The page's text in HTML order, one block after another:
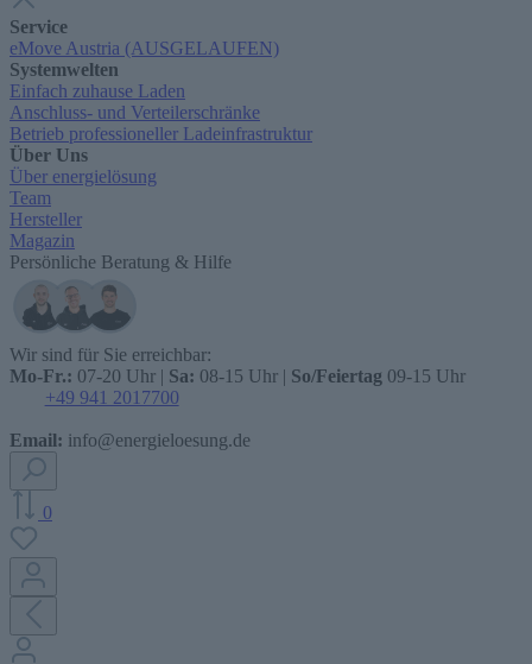
Service
eMove Austria (AUSGELAUFEN)
Systemwelten
Einfach zuhause Laden
Anschluss- und Verteilerschränke
Betrieb professioneller Ladeinfrastruktur
Über Uns
Über energielösung
Team
Hersteller
Magazin
Persönliche Beratung & Hilfe
Wir sind für Sie erreichbar:
Mo-Fr.: 07-20 Uhr | Sa: 08-15 Uhr | So/Feiertag 09-15 Uhr
+49 941 2017700
Email: info@energieloesung.de
0